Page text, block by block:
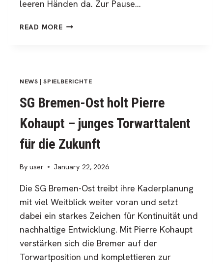
leeren Händen da. Zur Pause…
READ MOREBITTERES
NEWS |SPIELBERICHTE
SG Bremen-Ost holt Pierre
Kohaupt – junges Torwarttalent
für die Zukunft
By user January 22, 2026
Die SG Bremen-Ost treibt ihre Kaderplanung
mit viel Weitblick weiter voran und setzt
dabei ein starkes Zeichen für Kontinuität und
nachhaltige Entwicklung. Mit Pierre Kohaupt
verstärken sich die Bremer auf der
Torwartposition und komplettieren zur